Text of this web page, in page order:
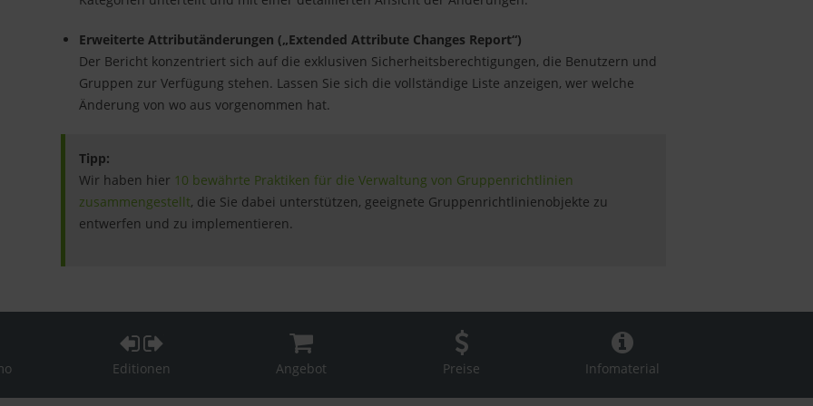
Erweiterte Attributänderungen („Extended Attribute Changes Report“)
Der Bericht konzentriert sich auf die exklusiven Sicherheitsberechtigungen, die Benutzern und
Gruppen zur Verfügung stehen. Lassen Sie sich die vollständige Liste anzeigen, wer welche
Änderung von wo aus vorgenommen hat.
Tipp:
Wir haben hier 10 bewährte Praktiken für die Verwaltung von Gruppenrichtlinien
zusammengestellt, die Sie dabei unterstützen, geeignete Gruppenrichtlinienobjekte zu
entwerfen und zu implementieren.
Editionen Angebot Preise Infomaterial